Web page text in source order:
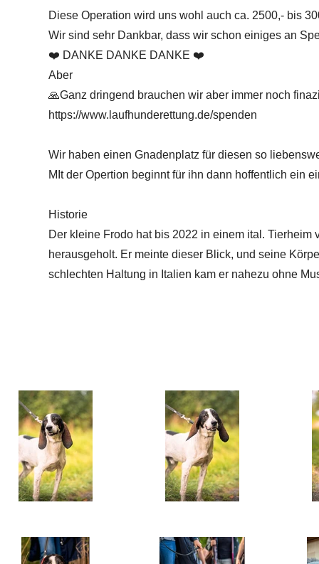
Diese Operation wird uns wohl auch ca. 2500,- bis
Wir sind sehr Dankbar, dass wir schon einiges an
❤️ DANKE DANKE DANKE ❤️
Aber
🙏Ganz dringend brauchen wir aber immer noch
https://www.laufhunderettung.de/spenden
Wir haben einen Gnadenplatz für diesen so
MIt der Opertion beginnt für ihn dann hoffentlich ein
Historie
Der kleine Frodo hat bis 2022 in einem ital.
herausgeholt. Er meinte dieser Blick, und seine
schlechten Haltung in Italien kam er nahezu ohne